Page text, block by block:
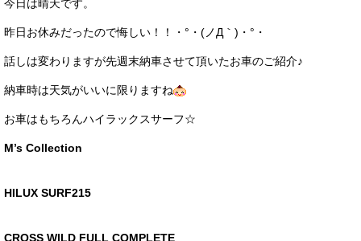
サービス・保証
買取のご案内
店舗情報
店舗情報
会社概要
トップメッセージ
今日は晴天です。
昨日お休みだったので悔しい！！・°・(ノД｀)・°・
話しは変わりますが先週末納車させて頂いたお車のご紹介♪
納車時は天気がいいに限りますね
お車はもちろんハイラックスサーフ☆
M’s Collection
HILUX SURF215
CROSS WILD FULL COMPLETE